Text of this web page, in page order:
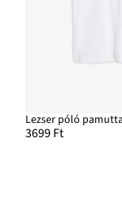
Lezser póló
3699 Ft